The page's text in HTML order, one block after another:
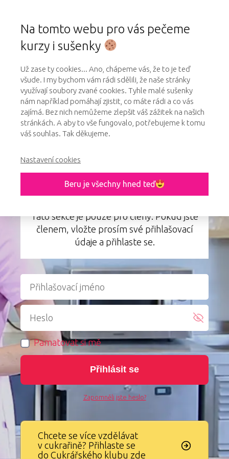
– Ultra čoko tartaletka
Tato sekce je pouze pro členy. Pokud jste
členem, vložte prosím své přihlašovací
údaje a přihlaste se.
Pamatovat si mě
Přihlásit se
Zapomněli jste heslo?
Chcete se více vzdělávat
v cukrařině? Přihlaste se
do Cukrářského klubu zde
Na tomto webu pro vás pečeme
kurzy i sušenky
Už zase ty cookies... Ano, chápeme vás, že to je teď
všude. I my bychom vám rádi sdělili, že naše stránky
využívají soubory zvané cookies. Tyhle malé sušenky
nám například pomáhají zjistit, co máte rádi a co vás
zajímá. Bez nich nemůžeme zlepšit váš zážitek na našich
stránkách. A aby to vše fungovalo, potřebujeme k tomu
váš souhlas. Tak děkujeme.
Nastavení cookies
Beru je všechny hned teď